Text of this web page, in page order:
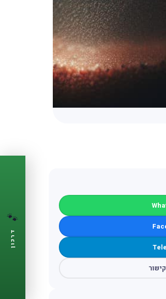
🐾
דרכון
🐾
לחיית המחמד שלך
🩺תזכורות ביקורת